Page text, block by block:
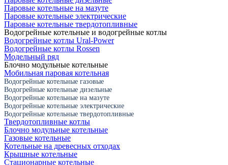
Паровые котельные на мазуте
Паровые котельные электрические
Паровые котельные твердотопливные
Водогрейные котельные и водогрейные котлы
Водогрейные котлы Ural-Power
Водогрейные котлы Rossen
Модельный ряд
Блочно модульные котельные
Мобильная паровая котельная
Водогрейные котельные газовые
Водогрейные котельные дизельные
Водогрейные котельные на мазуте
Водогрейные котельные электрические
Водогрейные котельные твердотопливные
Твердотопливные котлы
Блочно модульные котельные
Газовые котельные
Котельные на древесных отходах
Крышные котельные
Стационарные котельные